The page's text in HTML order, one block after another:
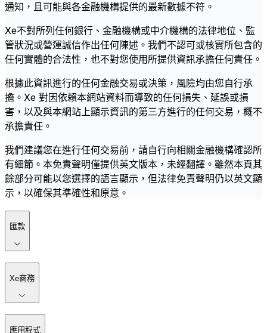
通知，且可能與各金融機構提供的最新數據不符。
Xe不對所列任何銀行、金融機構或中介機構的法律地位、監
管狀況或營運誠信作出任何陳述。我們不認可或核實所包含的
任何實體的合法性，也不對您使用所提供資訊承擔任何責任。
根據此資訊進行的任何金融交易或決策，風險均由您自行承
擔。Xe 對因依賴本網站資料而導致的任何損失、延誤或損
害，以及與本網站上顯示資訊的第三方進行的任何交易，概不
承擔責任。
我們建議您在進行任何交易前，請自行向相關金融機構確認所
有細節。本免責聲明僅提供英文版本，未經翻譯。雖然本頁其
餘部分可能以您選擇的語言顯示，但法律免責聲明仍以英文顯
示，以確保其準確性和原意。
匯款
Xe商務
應用程式